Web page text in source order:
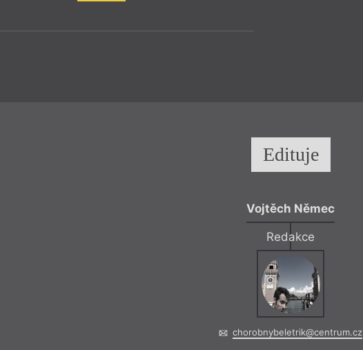
Edituje
Vojtěch Němec
Redakce
chorobnybeletrik@centrum.cz